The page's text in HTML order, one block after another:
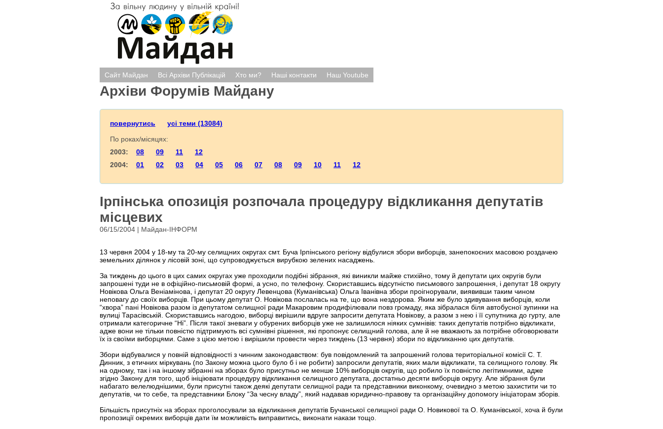
Сайт Майдан Всі Архіви Публікацій Хто ми? Наші контакти Наш Youtube
Архіви Форумів Майдану
повернутись
усі теми (13084)
По роках/місяцях:
2003: 08 09 11
12
2004: 01 02 03 04 05 06 07 08 09 10 11 12
Ірпінська опозиція розпочала процедуру відкликання депутатів
місцевих
06/15/2004 | Майдан-ІНФОРМ
13 червня 2004 у 18-му та 20-му селищних округах смт. Буча Ірпінського регіону відбулися збори виборців, занепокоєних масовою роздачею
земельних ділянок у лісовій зоні, що супроводжується вирубкою зелених насаджень.
За тиждень до цього в цих самих округах уже проходили подібні зібрання, які виникли майже стихійно, тому й депутати цих округів були
запрошені туди не в офіційно-письмовій формі, а усно, по телефону. Скориставшись відсутністю письмового запрошення, і депутат 18 округу
Новікова Ольга Веніамінова, і депутат 20 округу Левенцова (Куманівська) Ольга Іванівна збори проігнорували, виявивши таким чином
неповагу до своїх виборців. При цьому депутат О. Новікова послалась на те, що вона нездорова. Яким же було здивування виборців, коли
“хвора” пані Новікова разом із депутатом селищної ради Макаровим продифілювали повз громаду, яка зібралася біля автобусної зупинки на
вулиці Тарасівській. Скориставшись нагодою, виборці вирішили вдруге запросити депутата Новікову, а разом з нею і її супутника до гурту, але
отримали категоричне “Ні”. Після такої зневаги у обурених виборців уже не залишилося ніяких сумнівів: таких депутатів потрібно відкликати,
адже вони не тільки повністю підтримують всі сумнівні рішення, які пропонує селищний голова, але й не вважають за потрібне обговорювати
їх із своїми виборцями. Саме з цією метою і вирішили провести через тиждень (13 червня) збори по відкликанню цих депутатів.
Збори відбувалися у повній відповідності з чинним законодавством: був повідомлений та запрошений голова територіальної комісії С. Т.
Динник, з етичних міркувань (по Закону можна цього було б і не робити) запросили депутатів, яких мали відкликати, та селищного голову. Як
на одному, так і на іншому зібранні на зборах було присутньо не менше 10% виборців округів, що робило їх повністю легітимними, адже
згідно Закону для того, щоб ініціювати процедуру відкликання селищного депутата, достатньо десяти виборців округу. Але зібрання були
набагато велелюднішими, були присутні також деякі депутати селищної ради та представники виконкому, очевидно з метою захистити чи то
депутатів, чи то себе, та представники Блоку “За чесну владу”, який надавав юридично-правову та організаційну допомогу ініціаторам зборів.
Більшість присутніх на зборах проголосували за відкликання депутатів Бучанської селищної ради О. Новикової та О. Куманівської, хоча й були
пропозиції окремих виборців дати їм можливість виправитись, виконати накази тощо.